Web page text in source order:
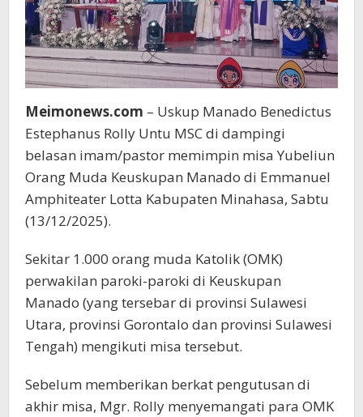
Meimonews.com – Uskup Manado Benedictus
Estephanus Rolly Untu MSC di dampingi
belasan imam/pastor memimpin misa Yubeliun
Orang Muda Keuskupan Manado di Emmanuel
Amphiteater Lotta Kabupaten Minahasa, Sabtu
(13/12/2025).
Sekitar 1.000 orang muda Katolik (OMK)
perwakilan paroki-paroki di Keuskupan
Manado (yang tersebar di provinsi Sulawesi
Utara, provinsi Gorontalo dan provinsi Sulawesi
Tengah) mengikuti misa tersebut.
Sebelum memberikan berkat pengutusan di
akhir misa, Mgr. Rolly menyemangati para OMK